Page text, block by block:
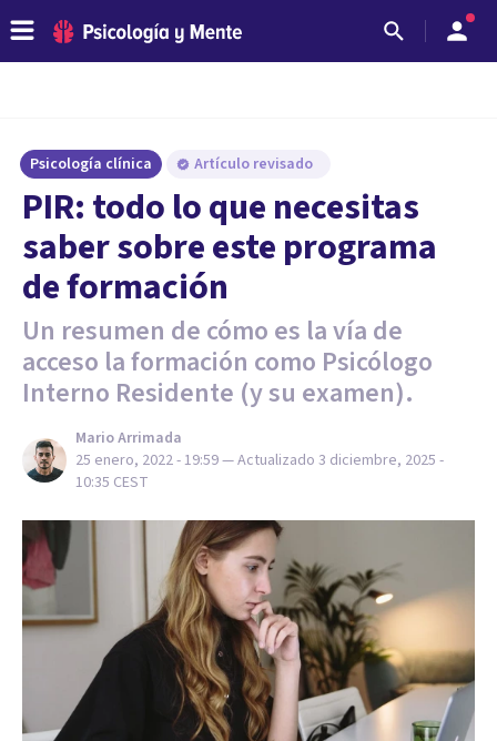
Psicología clínica Artículo revisado
PIR: todo lo que necesitas
saber sobre este programa
de formación
Un resumen de cómo es la vía de
acceso la formación como Psicólogo
Interno Residente (y su examen).
Mario Arrimada
25 enero, 2022 - 19:59— Actualizado 3 diciembre, 2025 -
10:35 CEST